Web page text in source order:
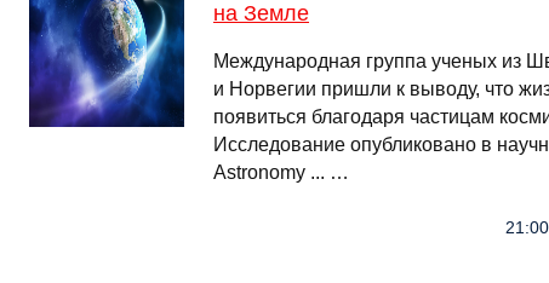
на Земле
Международная группа ученых из
и Норвегии пришли к выводу, что
появиться благодаря частицам
Исследование опубликовано в
Astronomy ... …